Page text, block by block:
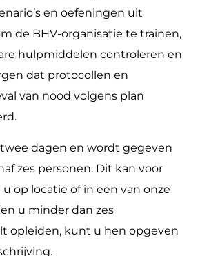
en oefeningen uit
de BHV-organisatie te trainen,
hulpmiddelen controleren en
dat protocollen en
van nood volgens plan
dagen en wordt gegeven
zes personen. Dit kan voor
op locatie of in een van onze
u minder dan zes
opleiden, kunt u hen opgeven